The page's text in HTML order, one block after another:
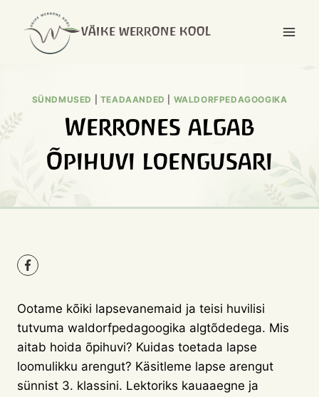
content
VÄIKE WERRONE KOOL
SÜNDMUSED TEADAANDED WALDORFPEDAGOOGIKA
Werrones algab
Õpihuvi loengusari
Ootame kõiki lapsevanemaid ja teisi huvilisi
tutvuma waldorfpedagoogika algtõdedega. Mis
aitab hoida õpihuvi? Kuidas toetada lapse
loomulikku arengut? Käsitleme lapse arengut
sünnist 3. klassini. Lektoriks kauaaegne ja